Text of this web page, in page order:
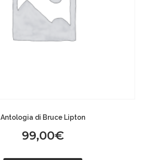
Antologia di Bruce Lipton
99,00€